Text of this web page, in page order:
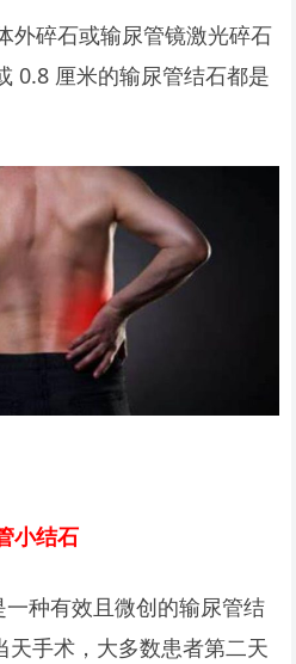
外碎石或输尿管镜激光碎石
0.8 厘米的输尿管结石都是
小结石
一种有效且微创的输尿管结
天手术，大多数患者第二天